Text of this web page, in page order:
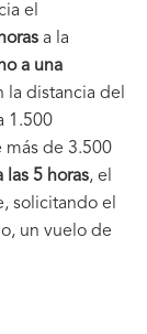
el
a la
a una
la distancia del
1.500
más de 3.500
las 5 horas, el
solicitando el
un vuelo de